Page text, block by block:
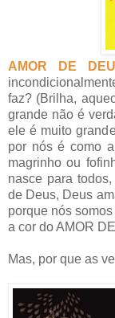
AMOR DE
faz? (Brilha,
grande não é
ele é muito
por nós é como
magrinho ou
nasce para
de Deus, Deus
porque nós
a cor do AMOR
Mas, por que as